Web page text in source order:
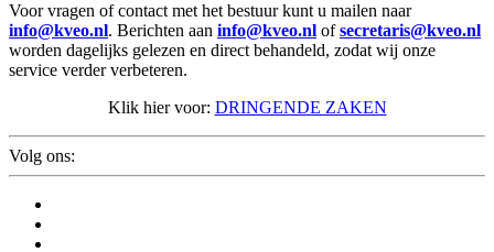
Voor vragen of contact met het bestuur kunt u mailen naar
info@kveo.nl. Berichten aan info@kveo.nl ofsecretaris@kveo.nl
worden dagelijks gelezen en direct behandeld, zodat wij onze
service verder verbeteren.
Klik hier voor: DRINGENDE ZAKEN
Volg ons: